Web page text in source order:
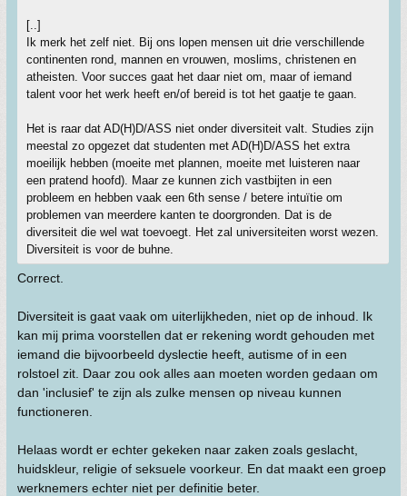
[..]
Ik merk het zelf niet. Bij ons lopen mensen uit drie verschillende
continenten rond, mannen en vrouwen, moslims, christenen en
atheisten. Voor succes gaat het daar niet om, maar of iemand
talent voor het werk heeft en/of bereid is tot het gaatje te gaan.
Het is raar dat AD(H)D/ASS niet onder diversiteit valt. Studies zijn
meestal zo opgezet dat studenten met AD(H)D/ASS het extra
moeilijk hebben (moeite met plannen, moeite met luisteren naar
een pratend hoofd). Maar ze kunnen zich vastbijten in een
probleem en hebben vaak een 6th sense / betere intuïtie om
problemen van meerdere kanten te doorgronden. Dat is de
diversiteit die wel wat toevoegt. Het zal universiteiten worst wezen.
Diversiteit is voor de buhne.
Correct.
Diversiteit is gaat vaak om uiterlijkheden, niet op de inhoud. Ik
kan mij prima voorstellen dat er rekening wordt gehouden met
iemand die bijvoorbeeld dyslectie heeft, autisme of in een
rolstoel zit. Daar zou ook alles aan moeten worden gedaan om
dan 'inclusief' te zijn als zulke mensen op niveau kunnen
functioneren.
Helaas wordt er echter gekeken naar zaken zoals geslacht,
huidskleur, religie of seksuele voorkeur. En dat maakt een groep
werknemers echter niet per definitie beter.